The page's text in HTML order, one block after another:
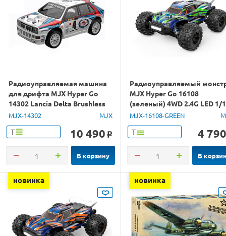
Радиоуправляемая машина
для дрифта MJX Hyper Go
14302 Lancia Delta Brushless
4WD 2.4G LED 1/14 RTR
MJX-14302 MJX
Т 10 490 o
В корзину
Радиоуправляемый
MJX Hyper Go 16108
(зеленый) 4WD 2.4G LED 1/
RTR
MJX-16108-GREEN
Т 4 790
В
новинка новинка